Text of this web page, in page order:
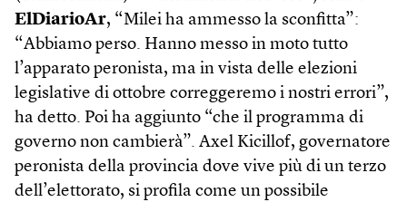
ElDiarioAr, “Milei ha ammesso la sconfitta”:
“Abbiamo perso. Hanno messo in moto tutto
l’apparato peronista, ma in vista delle elezioni
legislative di ottobre correggeremo i nostri errori”,
ha detto. Poi ha aggiunto “che il programma di
governo non cambierà”. Axel Kicillof, governatore
peronista della provincia dove vive più di un terzo
dell’elettorato, si profila come un possibile